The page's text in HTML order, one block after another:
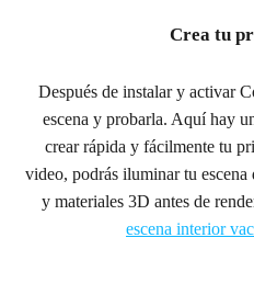
Crea tu
Después de instalar y activar
escena y probarla. Aquí hay
crear rápida y fácilmente tu
video, podrás iluminar tu escena
y materiales 3D antes de
escena interior